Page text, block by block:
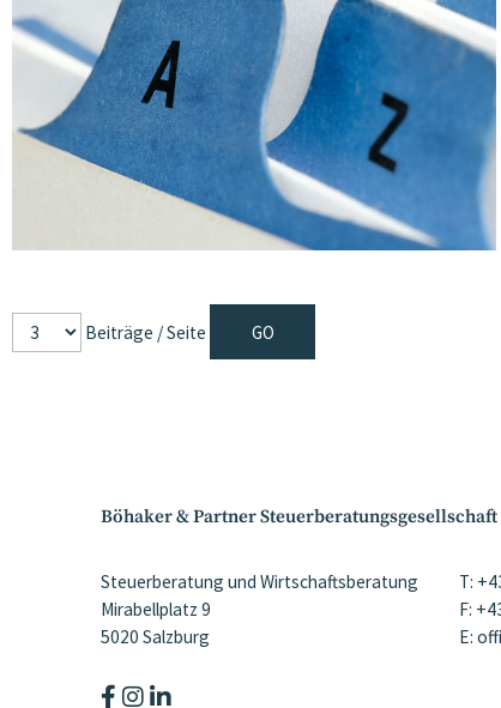
Beiträge / Seite
Böhaker & Partner Steuerberatungsgesellschaft
Steuerberatung und Wirtschaftsberatung
Mirabellplatz 9
5020 Salzburg
T:
F:
E: